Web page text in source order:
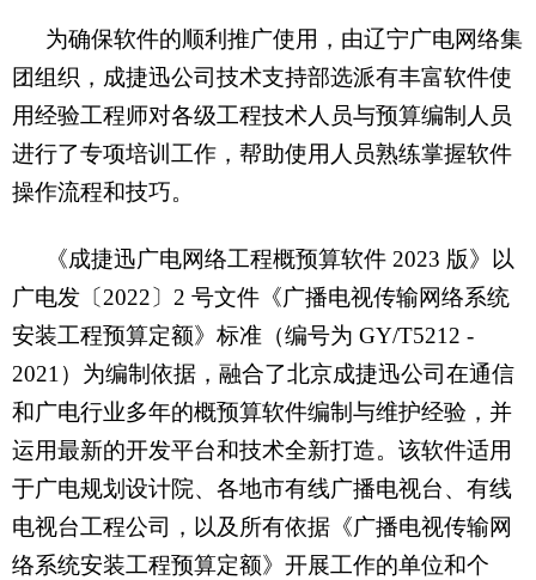
为确保软件的顺利推广使用，由辽宁广电网络集
团组织，成捷迅公司技术支持部选派有丰富软件使
用经验工程师对各级工程技术人员与预算编制人员
进行了专项培训工作，帮助使用人员熟练掌握软件
操作流程和技巧。
《成捷迅广电网络工程概预算软件 2023 版》以
广电发〔 2022 〕 2 号文件《广播电视传输网络系统
安装工程预算定额》标准（编号为 GY/T5212 -
2021 ）为编制依据，融合了北京成捷迅公司在通信
和广电行业多年的概预算软件编制与维护经验，并
运用最新的开发平台和技术全新打造。该软件适用
于广电规划设计院、各地市有线广播电视台、有线
电视台工程公司，以及所有依据《广播电视传输网
络系统安装工程预算定额》开展工作的单位和个